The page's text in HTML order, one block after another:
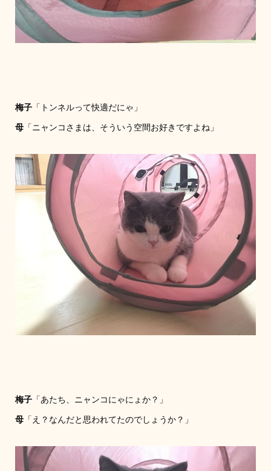
梅子「トンネルって快適だにゃ」
母「ニャンコさまは、そういう空間お好きですよね」
梅子「あたち、ニャンコにゃにょか？」
母「え？なんだと思われてたのでしょうか？」